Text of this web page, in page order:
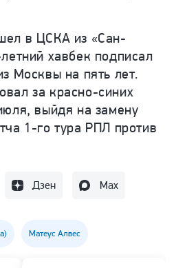
в ЦСКА из «Сан-
хавбек подписал
Москвы на пять лет.
за красно-синих
выйдя на замену
1-го тура РПЛ против
Дзен Max
Матеус Алвес